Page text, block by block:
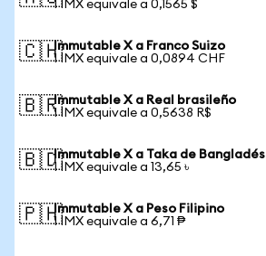
1 IMX equivale a 0,1565 $
🇨🇭Immutable X a Franco Suizo
1 IMX equivale a 0,0894 CHF
🇧🇷Immutable X a Real brasileño
1 IMX equivale a 0,5638 R$
🇧🇩Immutable X a Taka de Bangladés
1 IMX equivale a 13,65 ৳
🇵🇭Immutable X a Peso Filipino
1 IMX equivale a 6,71 ₱